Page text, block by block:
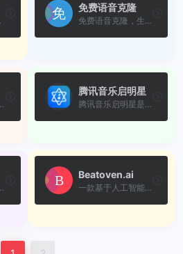
免费语音克隆
免费语音克隆，生成与您声音...
腾讯音乐启明星
腾讯音乐启明星是腾讯音乐娱...
Beatoven.ai
一款基于人工智能的音乐生成...